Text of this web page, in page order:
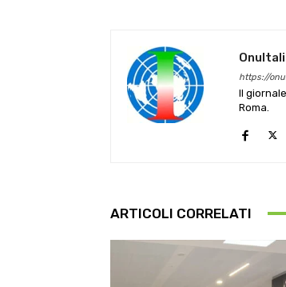
https://
Il
Roma.
ARTICOLI CORRELATI